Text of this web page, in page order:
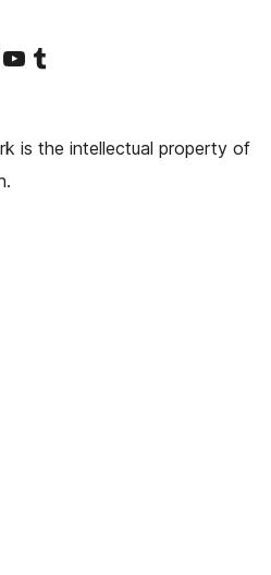
유튜브 채널 방문하기 텀블러 계정 방문하기
is the intellectual property of